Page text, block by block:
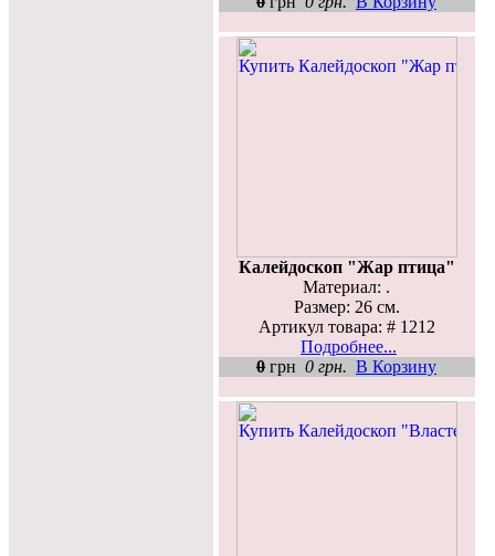
Калейдоскоп "Жар птица"
Материал: .
Размер: 26 см.
Артикул товара: # 1212
Подробнее...
0 грн 0 грн. В Корзину